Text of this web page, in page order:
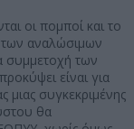
οι πομποί και το
αναλώσιμων
συμμετοχή των
είναι για
μιας συγκεκριμένης
θα